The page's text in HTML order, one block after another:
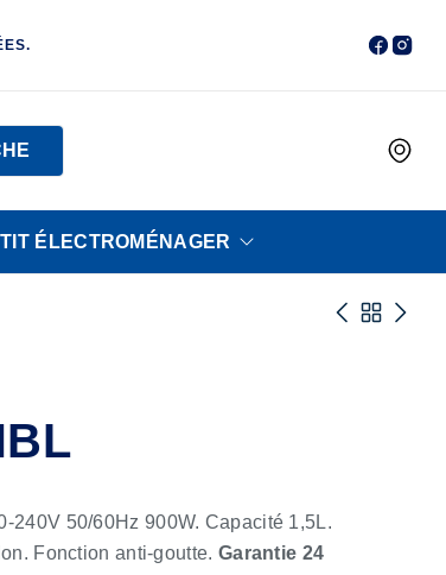
ÉLECTROMÉNAGER
240V 50/60Hz 900W. Capacité 1,5L.
Fonction anti-goutte. Garantie 24